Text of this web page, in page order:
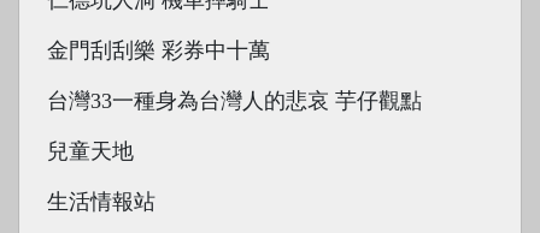
金門刮刮樂 彩券中十萬
台灣33一種身為台灣人的悲哀 芋仔觀點
兒童天地
生活情報站